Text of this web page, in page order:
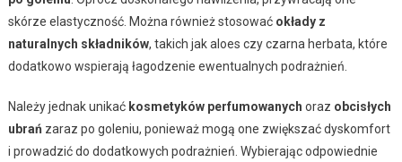
skórze elastyczność. Można również stosować okłady z
naturalnych składników, takich jak aloes czy czarna herbata, które
dodatkowo wspierają łagodzenie ewentualnych podrażnień.
Należy jednak unikać kosmetyków perfumowanych oraz obcisłych
ubrań zaraz po goleniu, ponieważ mogą one zwiększać dyskomfort
i prowadzić do dodatkowych podrażnień. Wybierając odpowiednie